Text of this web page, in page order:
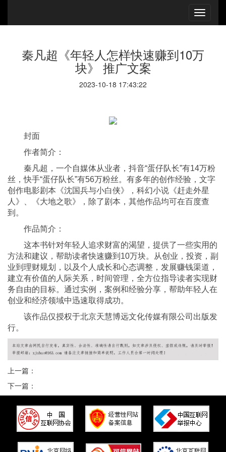
秦凡超《年轻人怎样快速赚到10万
块》 推广文案
2023-10-18 17:43:22
封面
作者简介：
秦凡超，一个自媒体从业者，抖音“蛋仔队长”有14万粉
丝，快手“蛋仔队长”有56万粉丝。有多年的创作经验，文字
创作电影剧本《沈国兵与小白侠》，科幻小说《赶走外星
人》、《大地之歌》，除了剧本，其他作品均可在百度查
到。
作品简介：
这本书针对年轻人追求财富的渴望，提供了一些实用的
方法和建议，帮助读者快速赚到10万块。从创业，投资，副
业到理财规划，以及个人成长和心态调整，发展赚钱渠道，
建立有价值的人际关系，时间管理，全方位指导读者实现财
务自由的目标。通过实例，案例和经验分享，帮助年轻人在
创业和经济领域中迅速取得成功。
该作品仅授权于北京天慧博远文化传媒有限公司出版发
行。
上一篇：
下一篇：